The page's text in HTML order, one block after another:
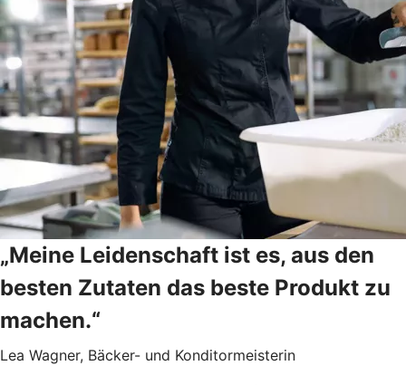
„Meine Leidenschaft ist es, aus den
besten Zutaten das beste Produkt zu
machen.“
Lea Wagner, Bäcker- und Konditormeisterin